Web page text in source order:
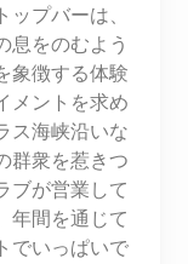
プバーは、
息をのむよう
象徴する体験
メントを求め
ス海峡沿いな
群衆を惹きつ
ブが営業して
年間を通じて
でいっぱいで